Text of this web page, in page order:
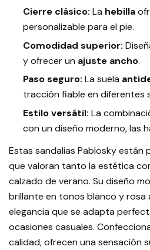
Cierre clásico: La hebilla
personalizable para el pie.
Comodidad superior:
y ofrecer un ajuste ancho.
Paso seguro: La suela
tracción fiable en diferentes
Estilo versátil: La
con un diseño moderno, las
Estas sandalias Pablosky están
que valoran tanto la estética
calzado de verano. Su diseño
brillante en tonos blanco y
elegancia que se adapta
ocasiones casuales.
calidad, ofrecen una sensación